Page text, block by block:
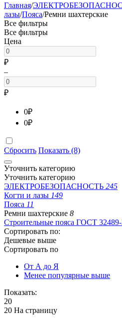
Главная/
лазы/Пояса/Ремни шахтерские
Все фильтры
Все фильтры
Цена
₽
–
₽
0₽
0₽
Сбросить Показать (8)
Уточнить категорию
Уточнить категорию
ЭЛЕКТРОБЕЗОПАСНОСТЬ 245
Когти и лазы 149
Пояса 11
Ремни шахтерские 8
Строительные пояса ГОСТ
Сортировать по:
Дешевые выше
Сортировать по
От А до Я
Менее популярные выше
Показать:
20
20 На страницу